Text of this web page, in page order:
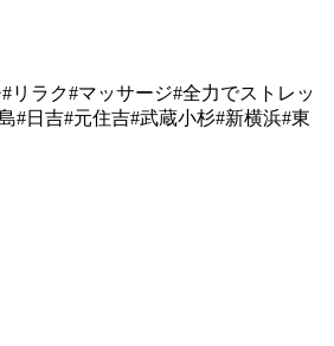
リラク#マッサージ#全力でストレッ
#日吉#元住吉#武蔵小杉#新横浜#東